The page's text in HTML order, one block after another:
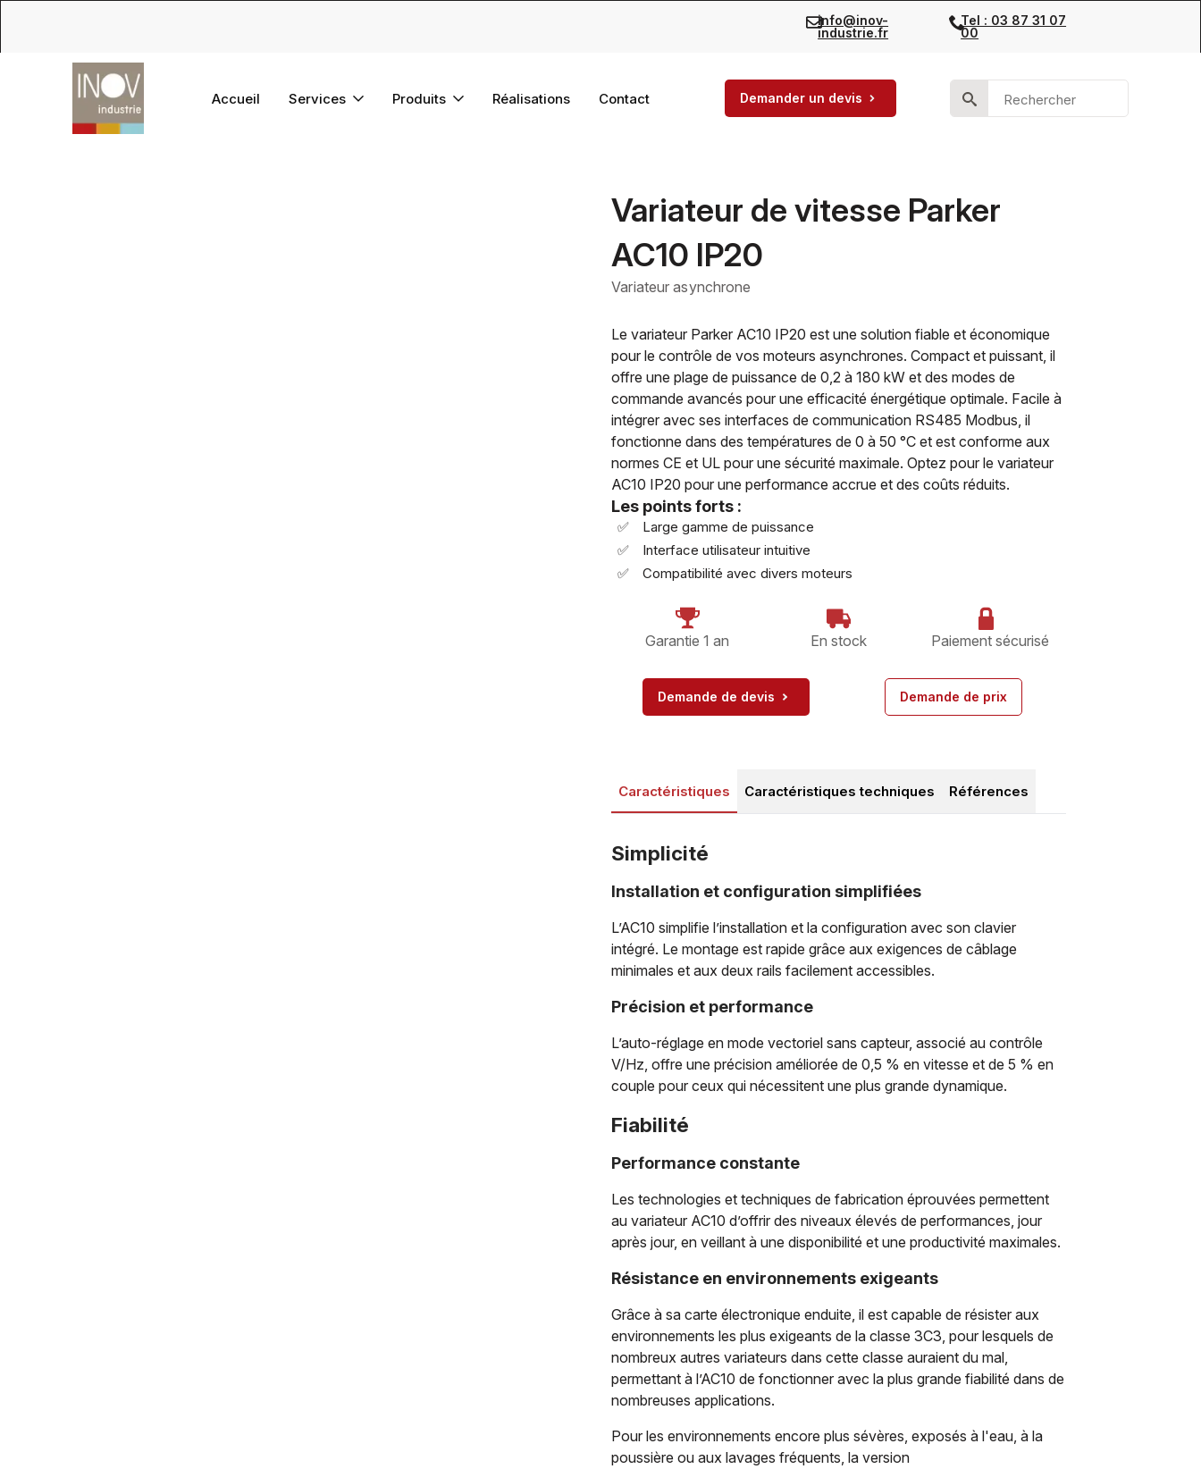
info@inov-
industrie.fr
Tel : 03 87 31 07
00
Accueil Services Produits Réalisations Contact Demander un devis
Search
for:
Variateur de vitesse Parker
AC10 IP20
Variateur asynchrone
Le variateur Parker AC10 IP20 est une solution fiable et économique
pour le contrôle de vos moteurs asynchrones. Compact et puissant, il
offre une plage de puissance de 0,2 à 180 kW et des modes de
commande avancés pour une efficacité énergétique optimale. Facile à
intégrer avec ses interfaces de communication RS485 Modbus, il
fonctionne dans des températures de 0 à 50 °C et est conforme aux
normes CE et UL pour une sécurité maximale. Optez pour le variateur
AC10 IP20 pour une performance accrue et des coûts réduits.
Les points forts :
Large gamme de puissance
Interface utilisateur intuitive
Compatibilité avec divers moteurs
Garantie 1 an En stock Paiement sécurisé
Demande de devis Demande de prix
Caractéristiques Caractéristiques techniques Références
Simplicité
Installation et configuration simplifiées
L’AC10 simplifie l’installation et la configuration avec son clavier
intégré. Le montage est rapide grâce aux exigences de câblage
minimales et aux deux rails facilement accessibles.
Précision et performance
L’auto-réglage en mode vectoriel sans capteur, associé au contrôle
V/Hz, offre une précision améliorée de 0,5 % en vitesse et de 5 % en
couple pour ceux qui nécessitent une plus grande dynamique.
Fiabilité
Performance constante
Les technologies et techniques de fabrication éprouvées permettent
au variateur AC10 d’offrir des niveaux élevés de performances, jour
après jour, en veillant à une disponibilité et une productivité maximales.
Résistance en environnements exigeants
Grâce à sa carte électronique enduite, il est capable de résister aux
environnements les plus exigeants de la classe 3C3, pour lesquels de
nombreux autres variateurs dans cette classe auraient du mal,
permettant à l’AC10 de fonctionner avec la plus grande fiabilité dans de
nombreuses applications.
Pour les environnements encore plus sévères, exposés à l'eau, à la
poussière ou aux lavages fréquents, la version